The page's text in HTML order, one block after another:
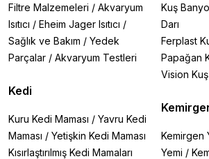
Filtre Malzemeleri / Akvaryum
Isıtıcı / Eheim Jager Isıtıcı /
Sağlık ve Bakım / Yedek
Parçalar / Akvaryum Testleri
Kedi
Kuru Kedi Maması / Yavru Kedi
Maması / Yetişkin Kedi Maması
Kısırlaştırılmış Kedi Mamaları
Kuş
Darı
Ferplast
Papağan
Vision
Kemirgen
Yemi /